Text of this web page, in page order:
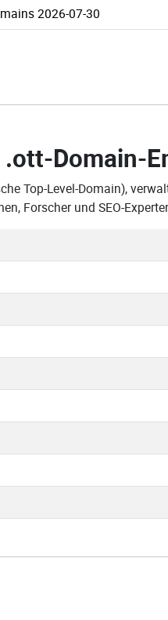
2026-07-30
.ott-Domain-
Top-Level-Domain),
Forscher und SEO-